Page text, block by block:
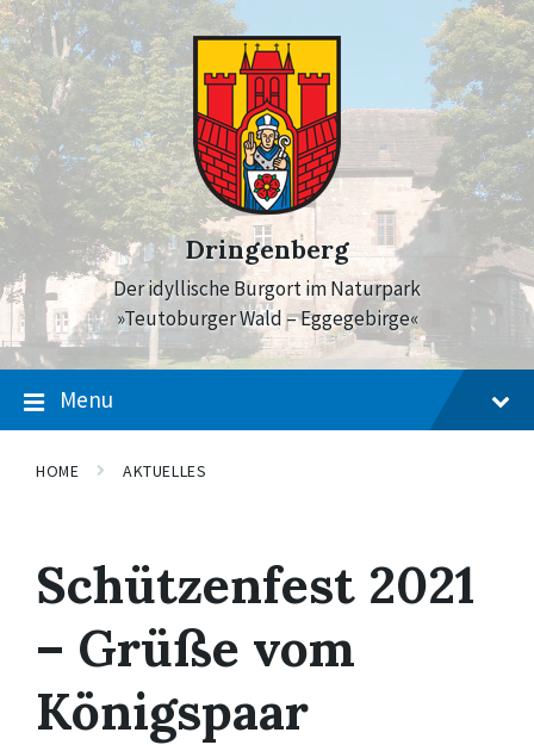
Skip
to
content
Skip
to
main
navigation
Skip
to
footer
Dringenberg
Der idyllische Burgort im Naturpark
»Teutoburger Wald – Eggegebirge«
Menu
HOME AKTUELLES
Schützenfest 2021
– Grüße vom
Königspaar